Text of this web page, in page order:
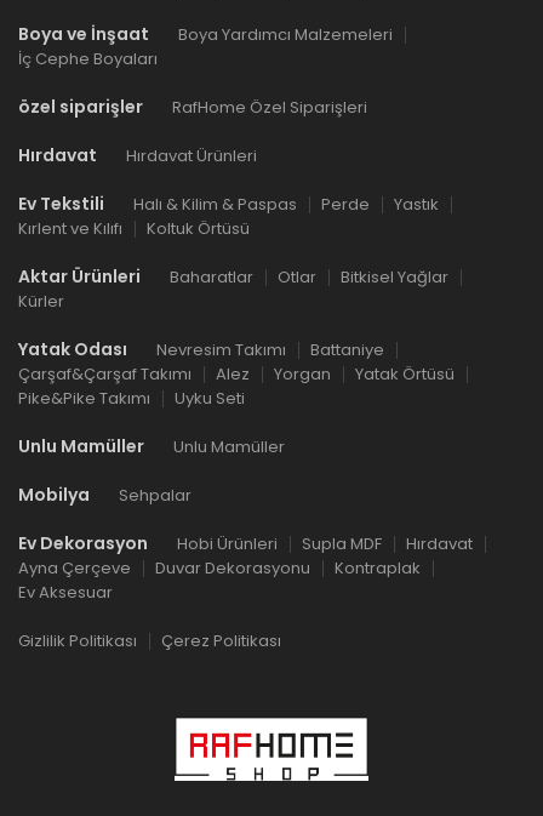
Boya ve İnşaat
Boya Yardımcı Malzemeleri
İç Cephe Boyaları
özel siparişler RafHome Özel Siparişleri
Hırdavat Hırdavat Ürünleri
Ev Tekstili Halı & Kilim & Paspas Perde
Yastık
Kırlent ve Kılıfı
Koltuk Örtüsü
Aktar Ürünleri Baharatlar Otlar
Bitkisel Yağlar
Kürler
Yatak Odası Nevresim Takımı
Battaniye
Çarşaf&Çarşaf Takımı
Alez Yorgan
Yatak Örtüsü
Pike&Pike Takımı
Uyku Seti
Unlu Mamüller Unlu Mamüller
Mobilya Sehpalar
Ev Dekorasyon Hobi Ürünleri Supla MDF
Hırdavat
Ayna Çerçeve
Duvar Dekorasyonu
Kontraplak
Ev Aksesuar
Gizlilik Politikası Çerez Politikası